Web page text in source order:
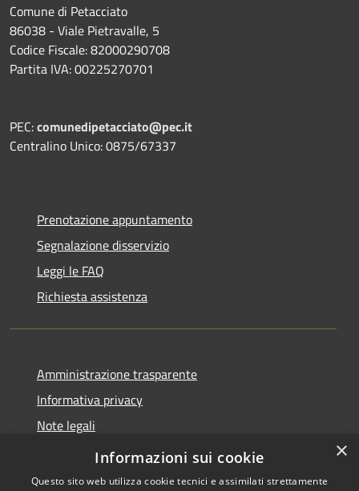
Comune di Petacciato
86038 - Viale Pietravalle, 5
Codice Fiscale: 82000290708
Partita IVA: 00225270701
PEC:comunedipetacciato@pec.it
Centralino Unico: 0875/67337
Prenotazione appuntamento
Segnalazione disservizio
Leggi le FAQ
Richiesta assistenza
Amministrazione trasparente
Informativa privacy
Note legali
Dichiarazione di accessibilità
×
Informazioni sui cookie
Questo sito web utilizza cookie tecnici e assimilati strettamente